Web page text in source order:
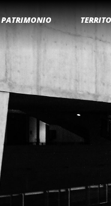
PATRIMONIO